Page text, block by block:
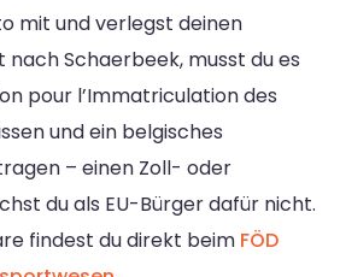
mit und verlegst deinen
Schaerbeek, musst du es
pour l’Immatriculation des
und ein belgisches
– einen Zoll- oder
du als EU-Bürger dafür nicht.
findest du direkt beim FÖD